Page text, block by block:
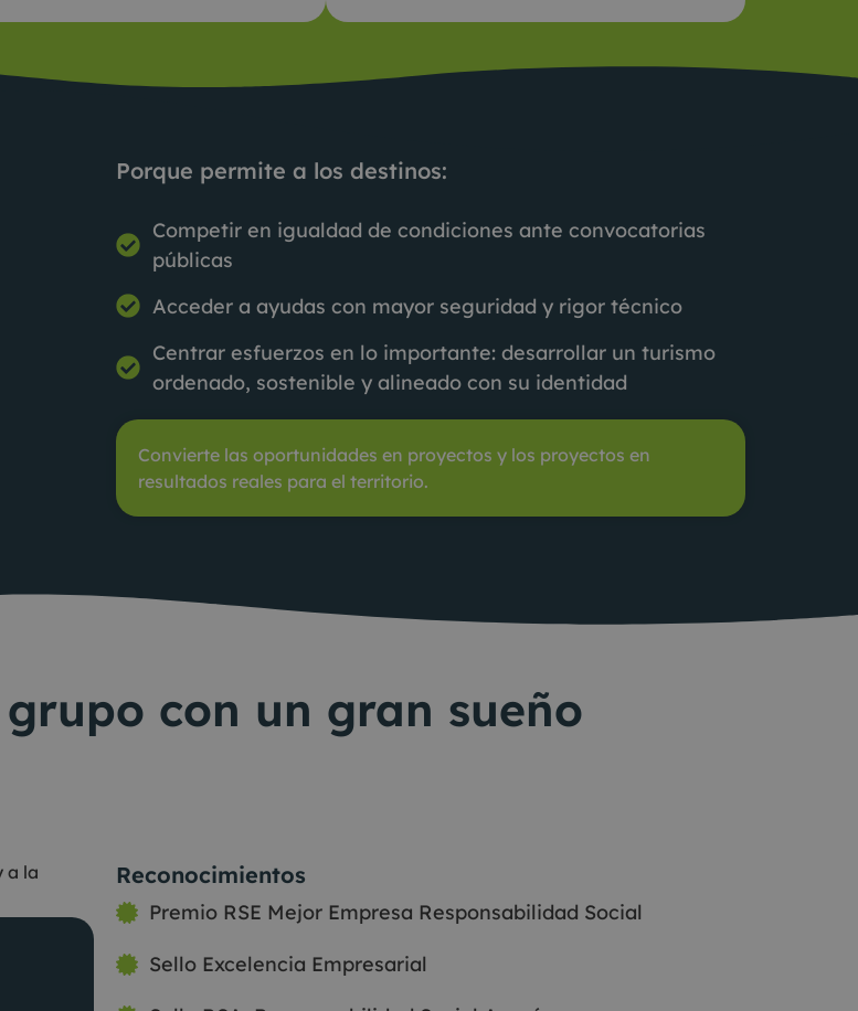
Porque permite a los destinos:
Competir en igualdad de condiciones ante convocatorias
públicas
Acceder a ayudas con mayor seguridad y rigor técnico
Centrar esfuerzos en lo importante: desarrollar un turismo
ordenado, sostenible y alineado con su identidad
Convierte las oportunidades en proyectos y los proyectos en
resultados reales para el territorio.
con un gran sueño
a la
Reconocimientos
Premio RSE Mejor Empresa Responsabilidad Social
Sello Excelencia Empresarial